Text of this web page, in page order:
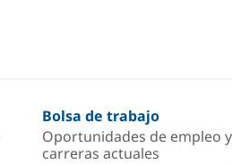
Bolsa de trabajo
Oportunidades de empleo y
carreras actuales